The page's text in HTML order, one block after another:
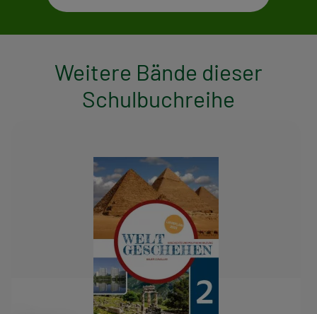
Weitere Bände dieser
Schulbuchreihe